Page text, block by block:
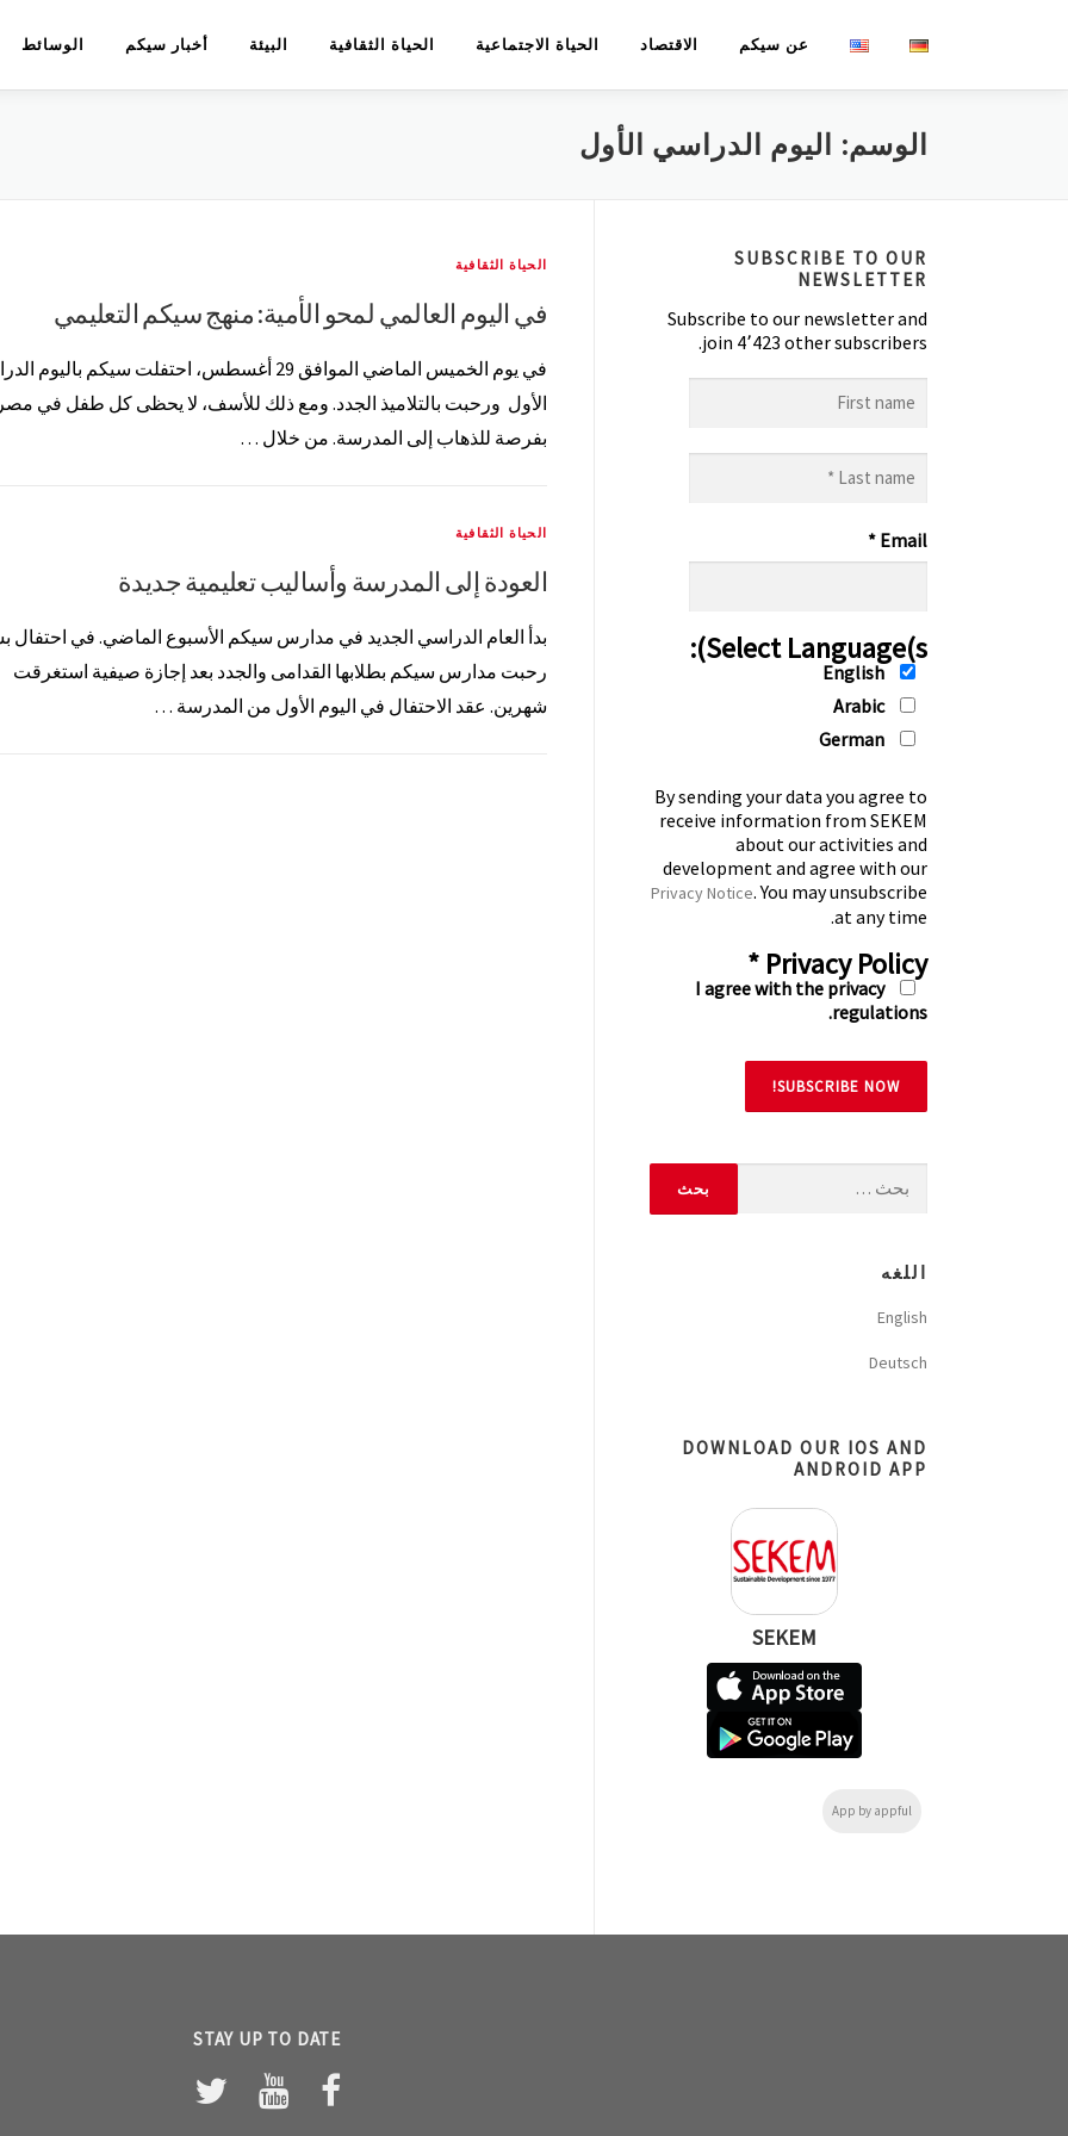
المحتوى
الوسائط أخبار سيكم البيئة الحياة الثقافية الحياة الاجتماعية الاقتصاد عن سيكم
الوسم: اليوم الدراسي الأول
الحياة الثقافية
في اليوم العالمي لمحو الأمية: منهج سيكم التعليمي
في يوم الخميس الماضي الموافق 29 أغسطس، احتفلت سيكم باليوم
الأول ورحبت بالتلاميذ الجدد. ومع ذلك للأسف، لا يحظى كل طفل في
بفرصة للذهاب إلى المدرسة. من خلال …
الحياة الثقافية
العودة إلى المدرسة وأساليب تعليمية جديدة
بدأ العام الدراسي الجديد في مدارس سيكم الأسبوع الماضي. في احتفال
رحبت مدارس سيكم بطلابها القدامى والجدد بعد إجازة صيفية استغرقت
شهرين. عقد الاحتفال في اليوم الأول من المدرسة …
SUBSCRIBE TO OUR
NEWSLETTER
Subscribe to our newsletter and
join 4٬423 other subscribers.
name
name
Email
*
Select Language(s):
Arabic
By sending your data you agree to
receive information from SEKEM
about our activities and
development and agree with our
Privacy Notice. You may unsubscribe
at any time.
Privacy Policy
*
I agree with the privacy
regulations.
اللغه
English
Deutsch
DOWNLOAD OUR IOS AND
ANDROID APP
SEKEM
App by appful
STAY UP TO DATE